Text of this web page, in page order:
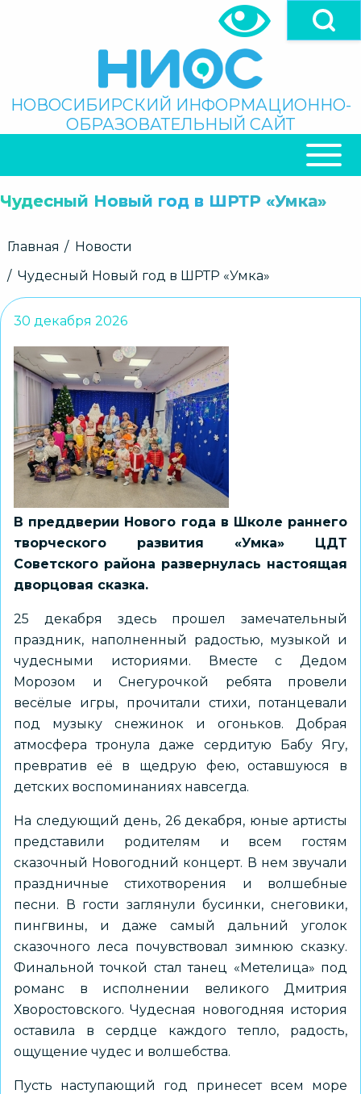
Поиск
НОВОСИБИРСКИЙ ИНФОРМАЦИОННО-
ОБРАЗОВАТЕЛЬНЫЙ САЙТ
НАВИГАЦИЯ
Чудесный Новый год в ШРТР «Умка»
Строка
Главная
Новости
Чудесный Новый год в ШРТР «Умка»
30 декабря 2026
В преддверии Нового года в Школе раннего
творческого развития «Умка» ЦДТ
Советского района развернулась настоящая
дворцовая сказка.
25 декабря здесь прошел замечательный
праздник, наполненный радостью, музыкой и
чудесными историями. Вместе с Дедом
Морозом и Снегурочкой ребята провели
весёлые игры, прочитали стихи, потанцевали
под музыку снежинок и огоньков. Добрая
атмосфера тронула даже сердитую Бабу Ягу,
превратив её в щедрую фею, оставшуюся в
детских воспоминаниях навсегда.
На следующий день, 26 декабря, юные артисты
представили родителям и всем гостям
сказочный Новогодний концерт. В нем звучали
праздничные стихотворения и волшебные
песни. В гости заглянули бусинки, снеговики,
пингвины, и даже самый дальний уголок
сказочного леса почувствовал зимнюю сказку.
Финальной точкой стал танец «Метелица» под
романс в исполнении великого Дмитрия
Хворостовского. Чудесная новогодняя история
оставила в сердце каждого тепло, радость,
ощущение чудес и волшебства.
Пусть наступающий год принесет всем море